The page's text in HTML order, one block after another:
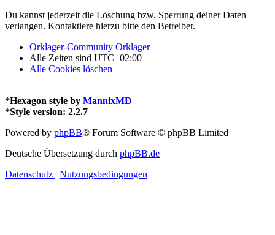
Du kannst jederzeit die Löschung bzw. Sperrung deiner Daten
verlangen. Kontaktiere hierzu bitte den Betreiber.
Orklager-Community Orklager
Alle Zeiten sind UTC+02:00
Alle Cookies löschen
*Hexagon style by MannixMD
*Style version: 2.2.7
Powered by phpBB® Forum Software © phpBB Limited
Deutsche Übersetzung durch phpBB.de
Datenschutz | Nutzungsbedingungen